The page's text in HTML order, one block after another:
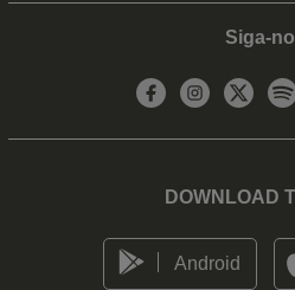
Siga-
DOWNLOAD
Android